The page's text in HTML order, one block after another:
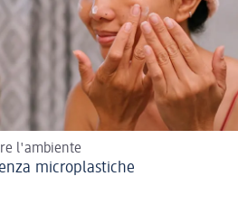
l'ambiente
microplastiche